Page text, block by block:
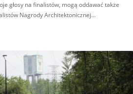
głosy na finalistów, mogą oddawać także
Nagrody Architektonicznej…